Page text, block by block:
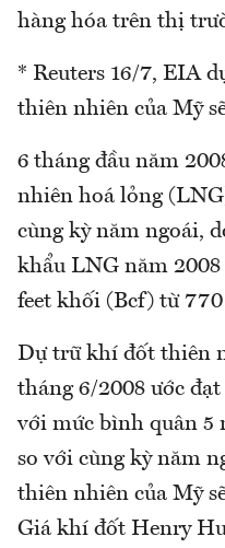
hàng hóa trên thị
* Reuters 16/7, EIA
thiên nhiên của Mỹ
6 tháng đầu năm
nhiên hoá lỏng
cùng kỳ năm ngoái,
khẩu LNG năm
feet khối (Bcf) từ
Dự trữ khí đốt thiên
tháng 6/2008 ước đạt
với mức bình quân 5
so với cùng kỳ năm
thiên nhiên của Mỹ
Giá khí đốt Henry